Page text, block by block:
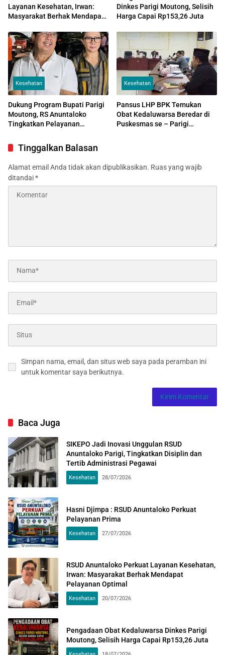
Layanan Kesehatan, Irwan:
Masyarakat Berhak Mendapat
Dinkes Parigi Moutong, Selisih
Harga Capai Rp153,26 Juta
Kesehatan
Dukung Program Bupati Parigi
Moutong, RS Anuntaloko
Tingkatkan Pelayanan
Kesehatan
Pansus LHP BPK Temukan
Obat Kedaluwarsa Beredar di
Puskesmas se – Parigi
Tinggalkan Balasan
Alamat email Anda tidak akan dipublikasikan. Ruas yang wajib
ditandai*
Simpan nama, email, dan situs web saya pada peramban ini
untuk komentar saya berikutnya.
Baca Juga
SIKEPO Jadi Inovasi Unggulan RSUD
Anuntaloko Parigi, Tingkatkan Disiplin dan
Tertib Administrasi Pegawai
Kesehatan 28/07/2026
Hasni Djimpa : RSUD Anuntaloko Perkuat
Pelayanan Prima
Kesehatan 27/07/2026
RSUD Anuntaloko Perkuat Layanan Kesehatan,
Irwan: Masyarakat Berhak Mendapat
Pelayanan Optimal
Kesehatan 20/07/2026
Pengadaan Obat Kedaluwarsa Dinkes Parigi
Moutong, Selisih Harga Capai Rp153,26 Juta